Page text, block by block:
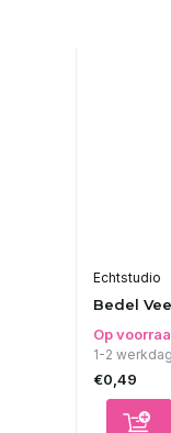
Echtstudio
Bedel
Op
1-2
€0,49